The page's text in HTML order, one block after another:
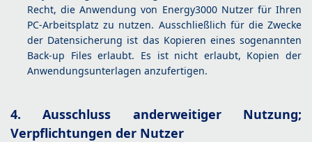
Recht, die Anwendung von Energy3000 Nutzer für Ihren
PC-Arbeitsplatz zu nutzen. Ausschließlich für die Zwecke
der Datensicherung ist das Kopieren eines sogenannten
Back-up Files erlaubt. Es ist nicht erlaubt, Kopien der
Anwendungsunterlagen anzufertigen.
4. Ausschluss anderweitiger Nutzung;
Verpflichtungen der Nutzer